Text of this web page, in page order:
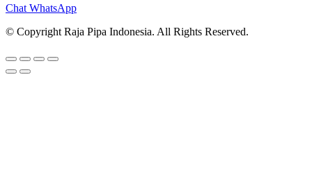
Chat WhatsApp
© Copyright Raja Pipa Indonesia. All Rights Reserved.